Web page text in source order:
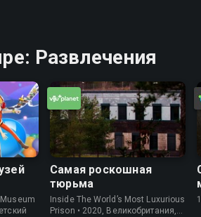
Развлечения
Самая роскошная
тюрьма
Inside The World’s Most Luxurious
Prison • 2020, Великобритания,